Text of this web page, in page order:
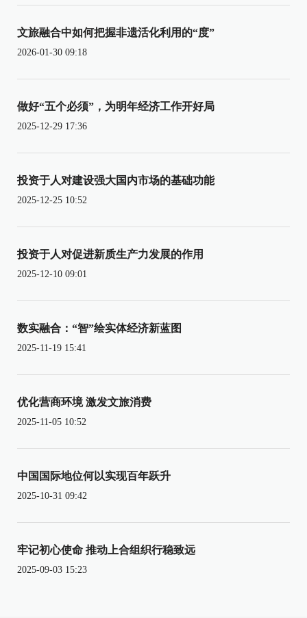
文旅融合中如何把握非遗活化利用的“度”
2026-01-30 09:18
做好“五个必须”，为明年经济工作开好局
2025-12-29 17:36
投资于人对建设强大国内市场的基础功能
2025-12-25 10:52
投资于人对促进新质生产力发展的作用
2025-12-10 09:01
数实融合：“智”绘实体经济新蓝图
2025-11-19 15:41
优化营商环境 激发文旅消费
2025-11-05 10:52
中国国际地位何以实现百年跃升
2025-10-31 09:42
牢记初心使命 推动上合组织行稳致远
2025-09-03 15:23